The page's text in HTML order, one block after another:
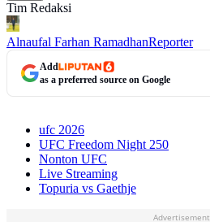
Tim Redaksi
Alnaufal Farhan RamadhanReporter
Add
as a preferred source on Google
ufc 2026
UFC Freedom Night 250
Nonton UFC
Live Streaming
Topuria vs Gaethje
Advertisement